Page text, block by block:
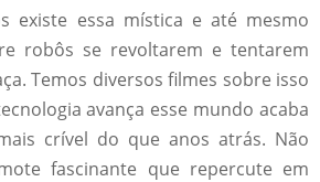
existe essa mística e até mesmo
robôs se revoltarem e tentarem
Temos diversos filmes sobre isso
avança esse mundo acaba
crível do que anos atrás. Não
fascinante que repercute em